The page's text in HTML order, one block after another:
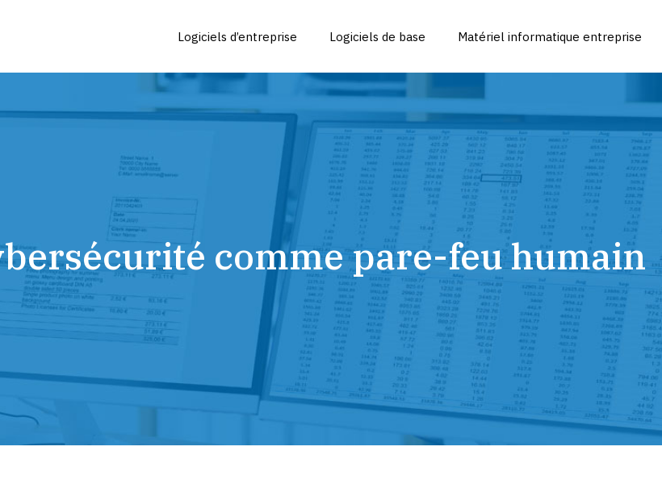
Logiciels d’entreprise Logiciels de base Matériel informatique entreprise
comme pare-feu humain